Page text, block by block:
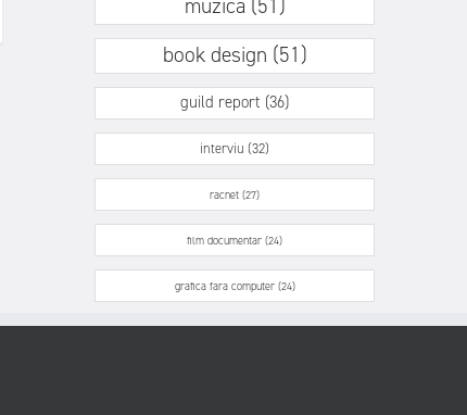
book design (51)
guild report (36)
interviu (32)
racnet (27)
film documentar (24)
grafica fara computer (24)